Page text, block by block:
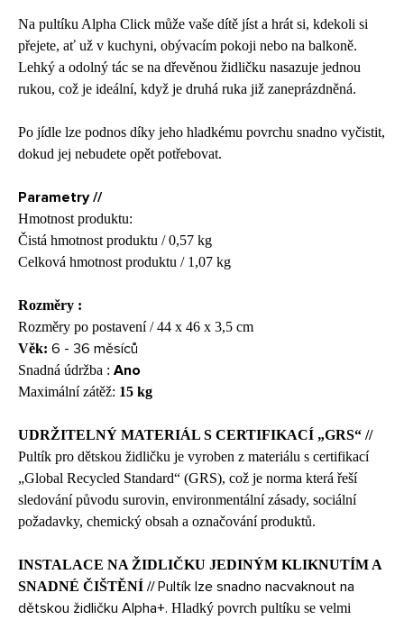
Na pultíku Alpha Click může vaše dítě jíst a hrát si, kdekoli si
přejete, ať už v kuchyni, obývacím pokoji nebo na balkoně.
Lehký a odolný tác se na dřevěnou židličku nasazuje jednou
rukou, což je ideální, když je druhá ruka již zaneprázdněná.
Po jídle lze podnos díky jeho hladkému povrchu snadno vyčistit,
dokud jej nebudete opět potřebovat.
Parametry //
Hmotnost produktu:
Čistá hmotnost produktu / 0,57 kg
Celková hmotnost produktu / 1,07 kg
Rozměry :
Rozměry po postavení / 44 x 46 x 3,5 cm
Věk: 6 - 36 měsíců
Snadná údržba : Ano
Maximální zátěž: 15 kg
UDRŽITELNÝ MATERIÁL S CERTIFIKACÍ „GRS“ //
Pultík pro dětskou židličku je vyroben z materiálu s certifikací
„Global Recycled Standard“ (GRS), což je norma která řeší
sledování původu surovin, environmentální zásady, sociální
požadavky, chemický obsah a označování produktů.
INSTALACE NA ŽIDLIČKU JEDINÝM KLIKNUTÍM A
SNADNÉ ČIŠTĚNÍ //Pultík lze snadno nacvaknout na
dětskou židličku Alpha+. Hladký povrch pultíku se velmi